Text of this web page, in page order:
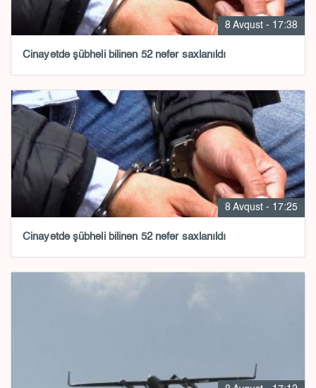
8 Avqust - 17:38
Cinayətdə şübhəli bilinən 52 nəfər saxlanıldı
8 Avqust - 17:25
Cinayətdə şübhəli bilinən 52 nəfər saxlanıldı